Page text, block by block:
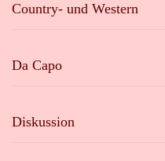
Country- und Western
Da Capo
Diskussion